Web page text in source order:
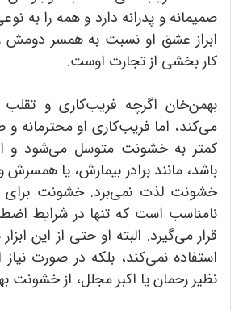
صمیمانه و پدرانه دارد و همه را به
ابراز عشق او نسبت به همسر دومش
کار بخشی از تجارت اوست.
بهمن‌خان اگرچه فریب‌کاری و تقلب
می‌کند، اما فریب‌کاری او محترمانه
کمتر به خشونت متوسل می‌شود و
باشد، مانند برادر بیمارش، یا همسرش
خشونت لذت نمی‌برد. خشونت برای
نامناسب است که تنها در شرایط
قرار می‌گیرد. البته او حتی از این
استفاده نمی‌کند، بلکه در صورت نیاز
نظیر رحمان یا اکبر مجلل، از خشونت